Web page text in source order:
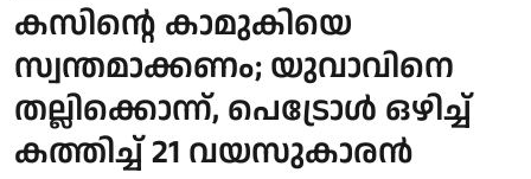
കസിന്റെ കാമുകിയെ
സ്വന്തമാക്കണം; യുവാവിനെ
തല്ലിക്കൊന്ന്, പെട്രോള്‍ ഒഴിച്ച്
കത്തിച്ച് 21 വയസുകാരൻ